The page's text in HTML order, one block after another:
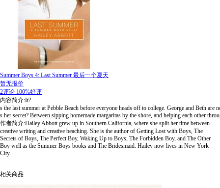
Summer Boys 4: Last Summer 最后一个夏天
暂无报价
2评论 100%好评
内容简介:It?
s the last summer at Pebble Beach before everyone heads off to college. George and Beth
s her secret? Between sipping homemade margaritas by the shore, and helping each other
作者简介:Hailey Abbott grew up in Southern California, where she split her time between
creative writing and creative beaching. She is the author of Getting Lost with Boys, The
Secrets of Boys, The Perfect Boy, Waking Up to Boys, The Forbidden Boy, and The Other
Boy well as the Summer Boys books and The Bridesmaid. Hailey now lives in New York
City.
相关商品